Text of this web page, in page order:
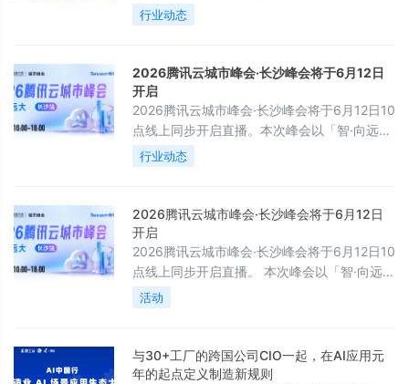
利用这些洞察，识别、排序，并主动应对未来
的颠覆性变化。
行业动态
2026腾讯云城市峰会·长沙峰会将于6月12日
开启
2026腾讯云城市峰会·长沙峰会将于6月12日10
点线上同步开启直播。本次峰会以「智·向远
大」为主题，我们将深入探讨在AI先行的时代
浪潮下，企业如何以智能化技术重塑核心竞争
航全球。
行业动态
2026腾讯云城市峰会·长沙峰会将于6月12日
开启
2026腾讯云城市峰会·长沙峰会将于6月12日10
点线上同步开启直播。 本次峰会以「智·向远
大」为主题，我们将深入探讨在AI先行的时代
浪潮下，企业如何以智能化技术重塑核心竞争
航全球。
活动
与30+工厂的跨国公司CIO一起，在AI应用元
年的起点定义制造新规则